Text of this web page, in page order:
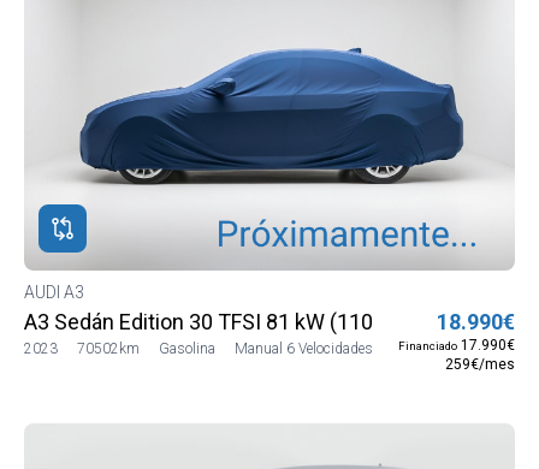
AUDI A3
A3 Sedán Edition 30 TFSI 81 kW (110 CV)
2023 70502km Gasolina Manual 6 Velocidades
18.990€
Financiado 17.990€
259€/mes